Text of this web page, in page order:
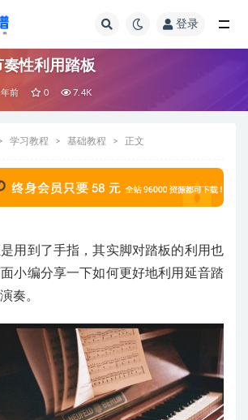
登录
性利用踏板
前 0 7.4K
学习教程 基础教程 正文
用到了手指，其实脚对踏板的利用也
小编分享一下如何更好地利用延音踏
奏。